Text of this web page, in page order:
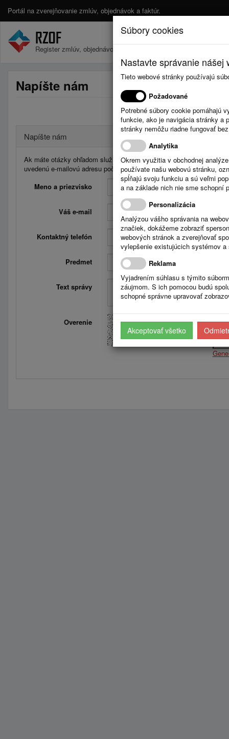
Portál na zverejňovanie zmlúv, objednávok a faktúr.
Register zmlúv, objednávok a faktúr.
Napíšte nám
Napíšte nám
Ak máte otázky ohľadom služieb Registra zmlúv, faktúr a
uvedenú e-mailovú adresu počas pracovných dní od 08:00 do 16:00
Meno a priezvisko
Váš e-mail
Kontaktný telefón
Predmet
Text správy
Overenie
Súbory cookies
Nastavte správanie
Tieto webové stránky používajú
Požadované
Potrebné súbory cookie pomáhajú
funkcie, ako je navigácia stránky a
stránky nemôžu riadne fungovať
Analytika
Okrem využitia v obchodnej
používate našu webovú stránku,
spĺňajú svoju funkciu a sú veľmi
a na základe nich nie sme schopní
Personalizácia
Analýzou vášho správania na
značiek, dokážeme zobraziť
webových stránok a zverejňovať
vylepšenie existujúcich systémov
Reklama
Vyjadrením súhlasu s týmito
záujmom. S ich pomocou budú
schopné správne upravovať
Akceptovať všetko